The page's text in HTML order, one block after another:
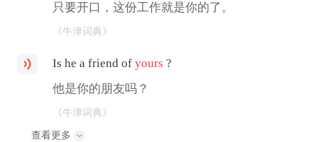
只要开口，这份工作就是你的了。
《牛津词典》
Is he a friend ofyours ?
他是你的朋友吗？
《牛津词典》
查看更多